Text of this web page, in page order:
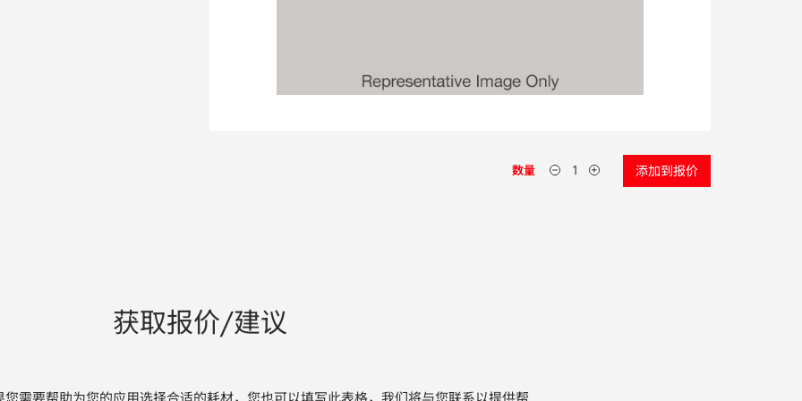
数量 添加到报价
获取报价/建议